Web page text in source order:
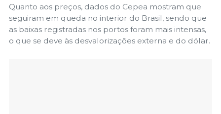
Quanto aos preços, dados do Cepea mostram que
seguiram em queda no interior do Brasil, sendo que
as baixas registradas nos portos foram mais intensas,
o que se deve às desvalorizações externa e do dólar.